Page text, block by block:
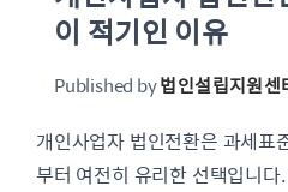
이 적기인 이유
Published by법인설립지원센
개인사업자 법인전환은 과세
부터 여전히 유리한 선택입니